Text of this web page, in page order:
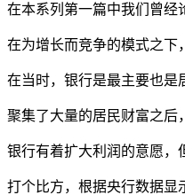
在本系列第一篇中我们曾经
在为增长而竞争的模式之下
在当时，银行是最主要也是
聚集了大量的居民财富之后
银行有着扩大利润的意愿，
打个比方，根据央行数据显